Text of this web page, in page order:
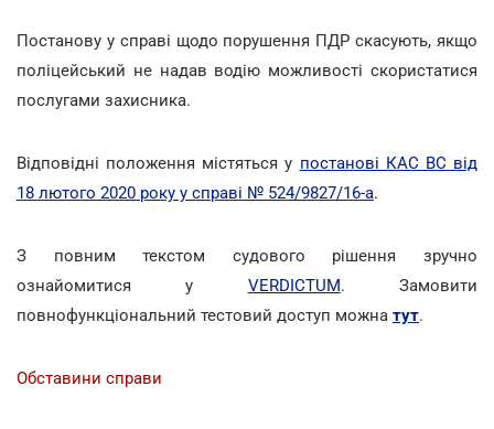
Постанову у справі щодо порушення ПДР скасують, якщо
поліцейський не надав водію можливості скористатися
послугами захисника.
Відповідні положення містяться у постанові КАС ВС від
18 лютого 2020 року у справі № 524/9827/16-а.
З повним текстом судового рішення зручно
ознайомитися у VERDICTUM. Замовити
повнофункціональний тестовий доступ можна тут.
Обставини справи